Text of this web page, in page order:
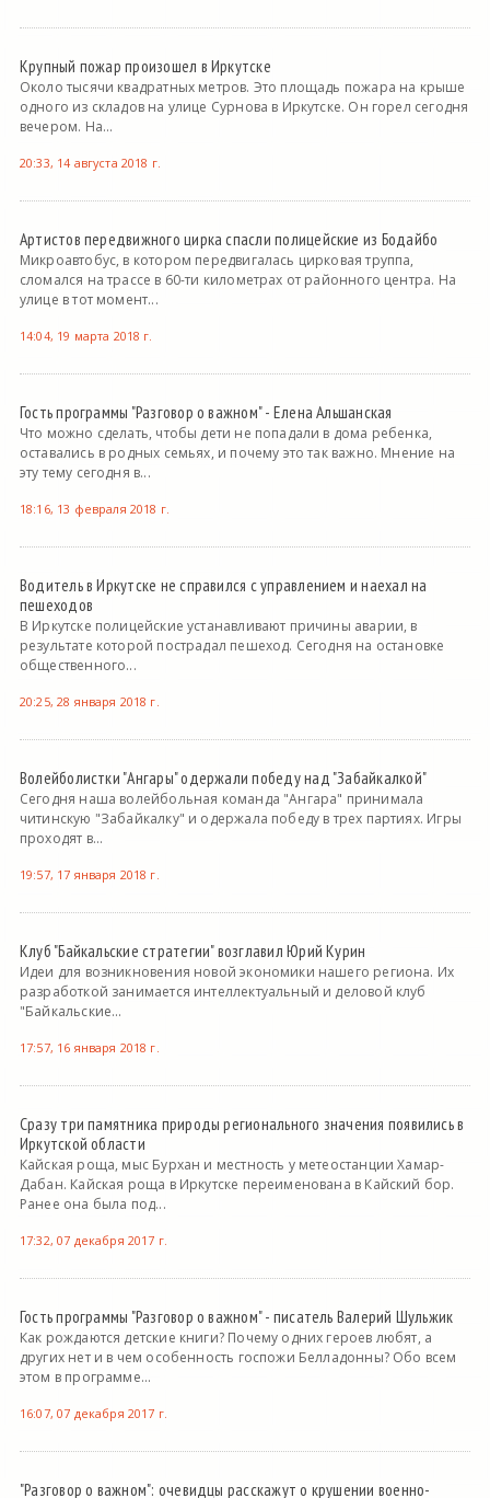
Крупный пожар произошел в Иркутске
Около тысячи квадратных метров. Это площадь пожара на крыше
одного из складов на улице Сурнова в Иркутске. Он горел сегодня
вечером. На...
20:33, 14 августа 2018 г.
Артистов передвижного цирка спасли полицейские из Бодайбо
Микроавтобус, в котором передвигалась цирковая труппа,
сломался на трассе в 60-ти километрах от районного центра. На
улице в тот момент...
14:04, 19 марта 2018 г.
Гость программы "Разговор о важном" - Елена Альшанская
Что можно сделать, чтобы дети не попадали в дома ребенка,
оставались в родных семьях, и почему это так важно. Мнение на
эту тему сегодня в...
18:16, 13 февраля 2018 г.
Водитель в Иркутске не справился с управлением и наехал на
пешеходов
В Иркутске полицейские устанавливают причины аварии, в
результате которой пострадал пешеход. Сегодня на остановке
общественного...
20:25, 28 января 2018 г.
Волейболистки "Ангары" одержали победу над "Забайкалкой"
Сегодня наша волейбольная команда "Ангара" принимала
читинскую "Забайкалку" и одержала победу в трех партиях. Игры
проходят в...
19:57, 17 января 2018 г.
Клуб "Байкальские стратегии" возглавил Юрий Курин
Идеи для возникновения новой экономики нашего региона. Их
разработкой занимается интеллектуальный и деловой клуб
"Байкальские...
17:57, 16 января 2018 г.
Сразу три памятника природы регионального значения появились в
Иркутской области
Кайская роща, мыс Бурхан и местность у метеостанции Хамар-
Дабан. Кайская роща в Иркутске переименована в Кайский бор.
Ранее она была под...
17:32, 07 декабря 2017 г.
Гость программы "Разговор о важном" - писатель Валерий Шульжик
Как рождаются детские книги? Почему одних героев любят, а
других нет и в чем особенность госпожи Белладонны? Обо всем
этом в программе...
16:07, 07 декабря 2017 г.
"Разговор о важном": очевидцы расскажут о крушении военно-